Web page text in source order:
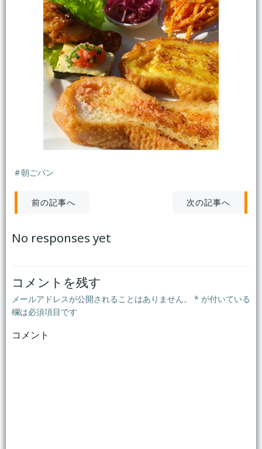
#朝ごパン
投
稿
ビ
ゲ
ー
前の記事へ
ビ
次の記事へ
No responses yet
コメントを残す
メールアドレスが公開されることはありません。 * が付いている
欄は必須項目です
コメント